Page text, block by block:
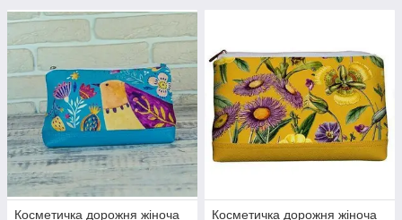
Косметичка дорожня жіноча Косметичка дорожня жіноча